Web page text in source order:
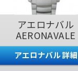
アエロナバル
AERONAVALE
アエロナバル 詳細